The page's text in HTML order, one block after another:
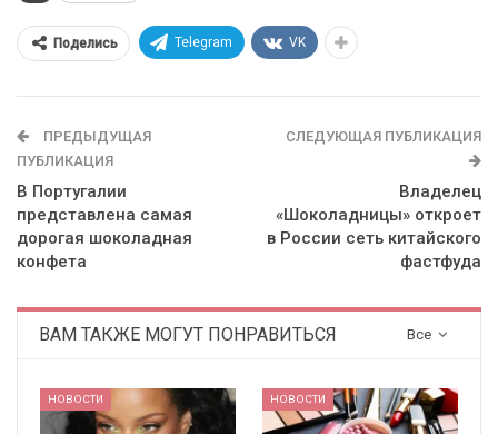
Поделись Telegram VK
ПРЕДЫДУЩАЯ
ПУБЛИКАЦИЯ
В Португалии
представлена самая
дорогая шоколадная
конфета
СЛЕДУЮЩАЯ ПУБЛИКАЦИЯ
Владелец
«Шоколадницы» откроет
в России сеть китайского
фастфуда
Все
ВАМ ТАКЖЕ МОГУТ ПОНРАВИТЬСЯ
НОВОСТИ НОВОСТИ